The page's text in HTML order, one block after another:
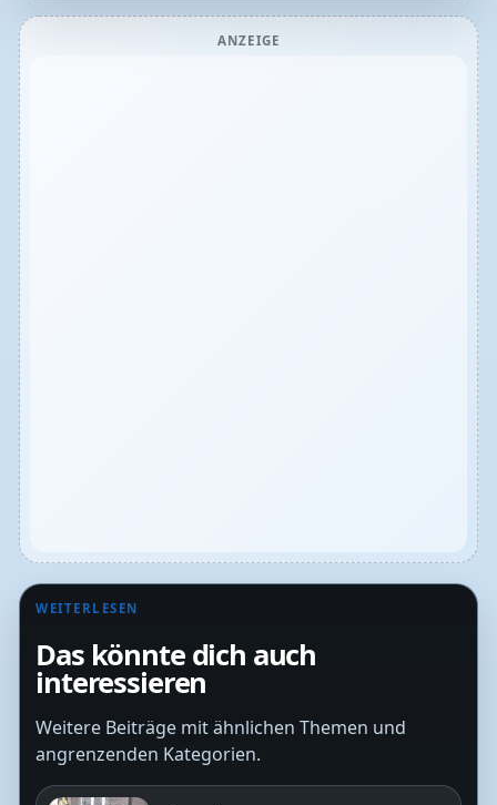
ANZEIGE
WEITERLESEN
Das könnte dich auch
interessieren
Weitere Beiträge mit ähnlichen Themen und
angrenzenden Kategorien.